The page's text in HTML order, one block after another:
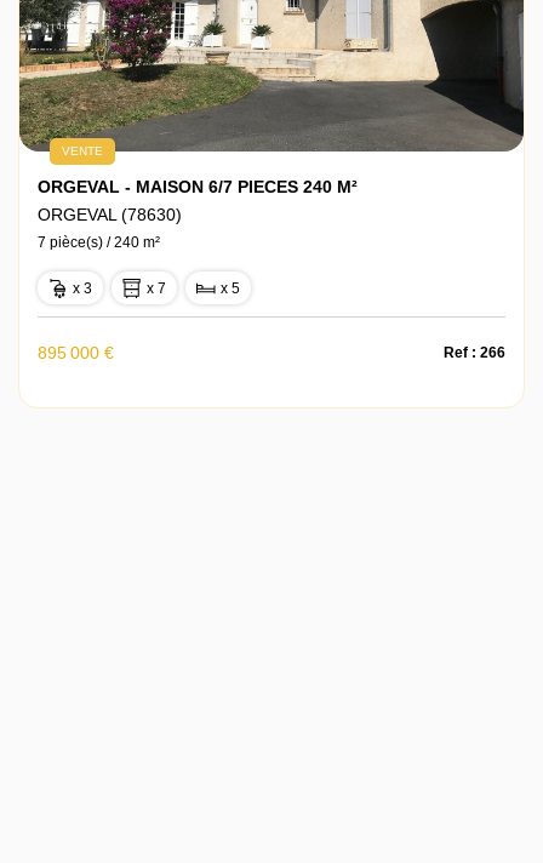
VENTE
ORGEVAL - MAISON 6/7 PIECES 240 M²
ORGEVAL (78630)
7 pièce(s) / 240 m²
x 3 x 7 x 5
895 000 € Ref : 266